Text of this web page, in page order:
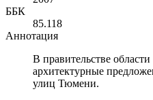
ББК
85.118
Аннотация
В правительстве
архитектурные
улиц Тюмени.